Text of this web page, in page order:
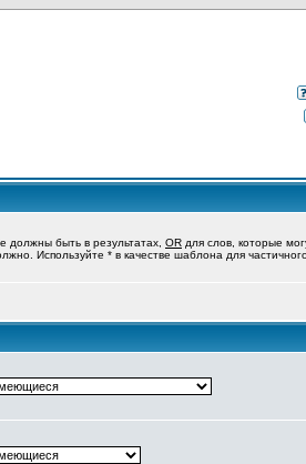
должны быть в результатах, OR для слов, которые
Используйте * в качестве шаблона для